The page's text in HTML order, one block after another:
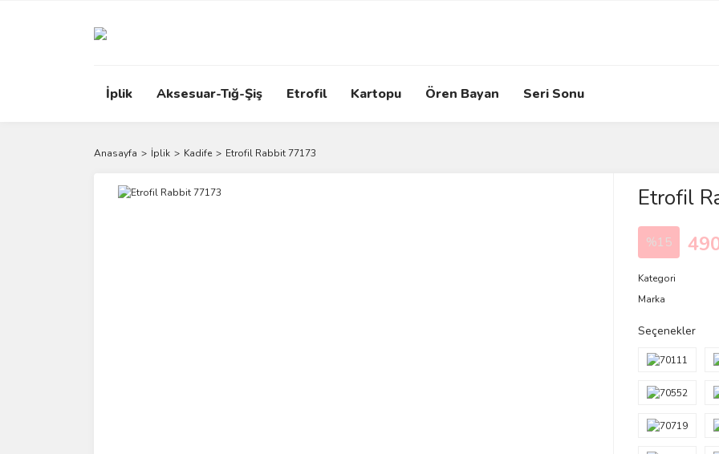
İplik Aksesuar-Tığ-Şiş Etrofil Kartopu Ören Bayan Seri Sonu
Anasayfa İplik Kadife Etrofil Rabbit 77173
Etrofil
%15
Kategori
Marka
Seçenekler